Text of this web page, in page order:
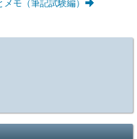
モ（筆記試験編）